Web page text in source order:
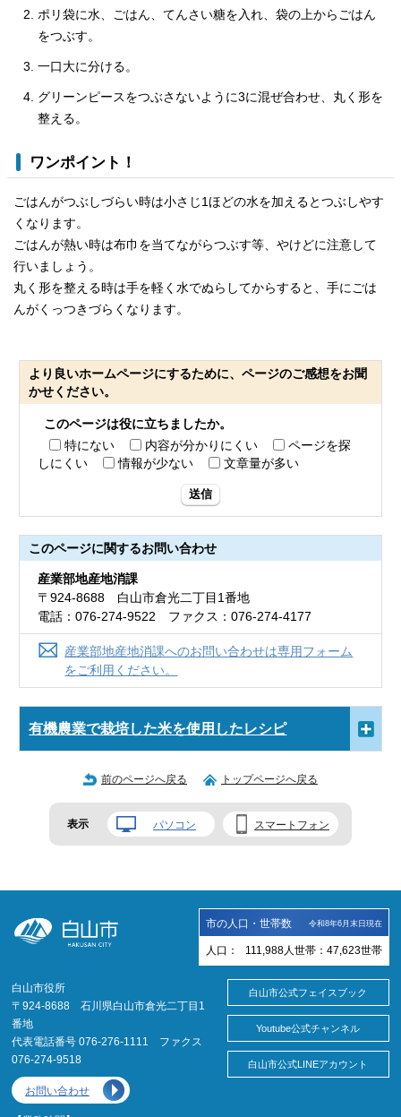
ポリ袋に水、ごはん、てんさい糖を入れ、袋の上からごはん
をつぶす。
一口大に分ける。
グリーンピースをつぶさないように3に混ぜ合わせ、丸く形を
整える。
ワンポイント！
ごはんがつぶしづらい時は小さじ1ほどの水を加えるとつぶしやす
くなります。
ごはんが熱い時は布巾を当てながらつぶす等、やけどに注意して
行いましょう。
丸く形を整える時は手を軽く水でぬらしてからすると、手にごは
んがくっつきづらくなります。
より良いホームページにするために、ページのご感想をお聞
かせください。
このページは役に立ちましたか。
特にない
内容が分かりにくい
ページを探
しにくい
情報が少ない 文章量が多い
送信
このページに関するお問い合わせ
産業部地産地消課
〒924-8688 白山市倉光二丁目1番地
電話：076-274-9522 ファクス：076-274-4177
産業部地産地消課へのお問い合わせは専用フォーム
をご利用ください。
有機農業で栽培した米を使用したレシピ
前のページへ戻る トップページへ戻る
表示 パソコン スマートフォン
市の人口・世帯数 令和8年6月末日現在
人口： 111,988 人 世帯： 47,623世帯
白山市役所
〒924-8688 石川県白山市倉光二丁目1
番地
代表電話番号 076-276-1111 ファクス
076-274-9518
お問い合わせ
白山市公式フェイスブック
Youtube公式チャンネル
白山市公式LINEアカウント